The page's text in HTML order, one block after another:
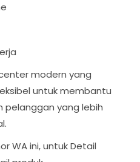
modern yang
untuk membantu
pelanggan yang lebih
WA ini, untuk Detail